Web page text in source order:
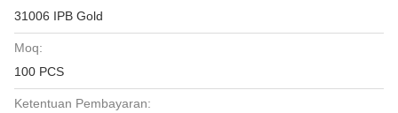
31006 IPB Gold
Moq:
100 PCS
Ketentuan Pembayaran: